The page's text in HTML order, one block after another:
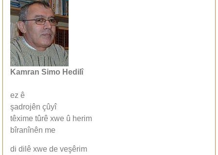
Kamran Simo Hedilî
ez ê
şadrojên çûyî
têxime tûrê xwe û herim
bîranînên me
di dilê xwe de veşêrim